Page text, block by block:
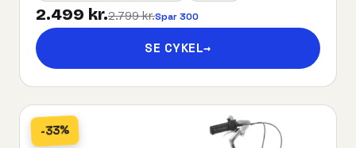
2.499 kr.2.799 kr.Spar 300
SE CYKEL→
-33%